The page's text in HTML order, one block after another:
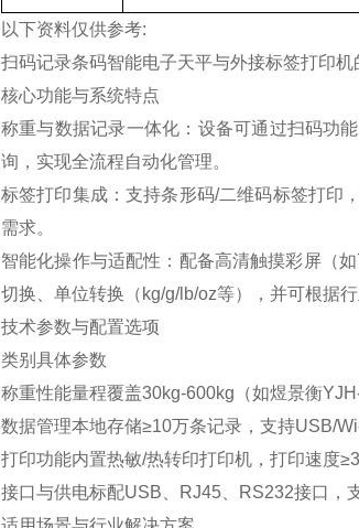
以下资料仅供参考:
扫码记录条码智能电子天平与外接标签打印机
核心功能与系统特点
称重与数据记录一体化：设备可通过扫码功
询，实现全流程自动化管理。
标签打印集成：支持条形码/二维码标签打印
需求。
智能化操作与适配性：配备高清触摸彩屏（
切换、单位转换（kg/g/lb/oz等），并可根据
技术参数与配置选项
类别 具体参数
称重性能量程覆盖30kg-600kg（如煜景衡
数据管理本地存储≥10万条记录，支持USB/
打印功能内置热敏/热转印打印机，打印速度
接口与供电标配USB、RJ45、RS232接口，